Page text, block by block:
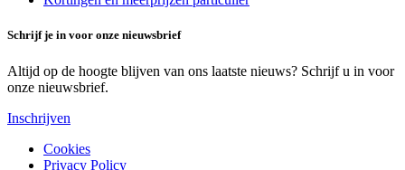
Schrijf je in voor onze nieuwsbrief
Altijd op de hoogte blijven van ons laatste nieuws? Schrijf u in voor
onze nieuwsbrief.
Inschrijven
Cookies
Privacy Policy